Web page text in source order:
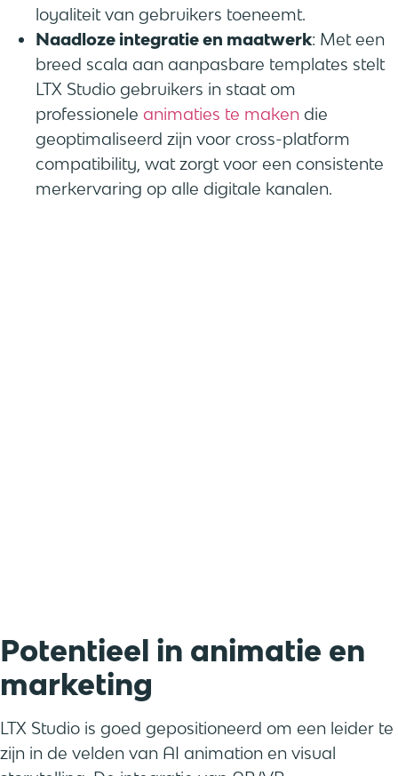
loyaliteit van gebruikers toeneemt.
Naadloze integratie en maatwerk: Met een
breed scala aan aanpasbare templates stelt
LTX Studio gebruikers in staat om
professionele animaties te maken die
geoptimaliseerd zijn voor cross-platform
compatibility, wat zorgt voor een consistente
merkervaring op alle digitale kanalen.
Potentieel in animatie en
marketing
LTX Studio is goed gepositioneerd om een leider te
zijn in de velden van AI animation en visual